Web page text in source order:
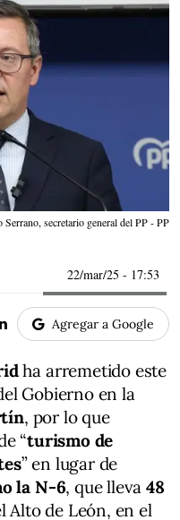
Serrano, secretario general del PP - PP
22/mar/25 - 17:53
Agregar a Google
ha arremetido este
Gobierno en la
, por lo que
“turismo de
” en lugar de
la N-6, que lleva48
Alto de León, en el